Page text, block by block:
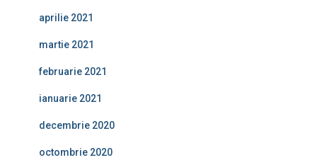
aprilie 2021
martie 2021
februarie 2021
ianuarie 2021
decembrie 2020
octombrie 2020